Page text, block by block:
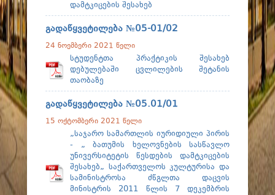
დამტკიცების შესახებ
გადაწყვეტილება №05-01/02
24 ნოემბერი 2021 წელი
სტუდენტთა პრაქტიკის შესახებ
დებულებაში ცვლილების შეტანის
თაობაზე
გადაწყვეტილება №05.01/01
15 ოქტომბერი 2021 წელი
„საჯარო სამართლის იურიდიული პირის
- „ ბათუმის ხელოვნების სასწავლო
უნივერსიტეტის წესდების დამტკიცების
შესახებ„ საქართველოს კულტურისა და
სამინისტროსა ძწგლთა დაცვის
მინისტრის 2011 წლის 7 დეკემბრის